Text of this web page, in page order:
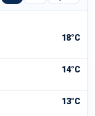
18°C
14°C
13°C